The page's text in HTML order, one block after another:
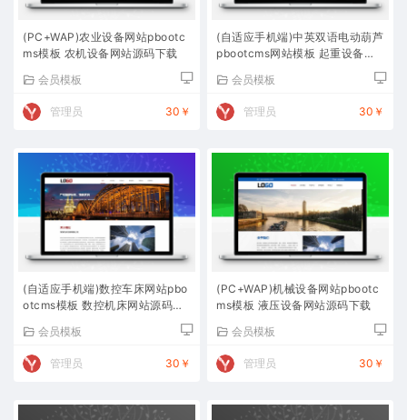
(PC+WAP)农业设备网站pbootc
ms模板 农机设备网站源码下载
会员模板
管理员 30￥
(自适应手机端)中英双语电动葫芦
pbootcms网站模板 起重设备网
会员模板
管理员 30￥
(自适应手机端)数控车床网站pbo
otcms模板 数控机床网站源码下
会员模板
管理员 30￥
(PC+WAP)机械设备网站pbootc
ms模板 液压设备网站源码下载
会员模板
管理员 30￥